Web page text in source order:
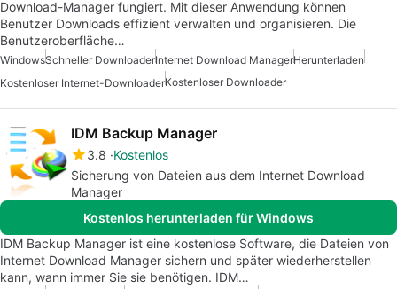
Download-Manager fungiert. Mit dieser Anwendung können
Benutzer Downloads effizient verwalten und organisieren. Die
Benutzeroberfläche…
WindowsSchneller DownloaderInternet Download ManagerHerunterladen
Kostenloser Internet-DownloaderKostenloser Downloader
IDM Backup Manager
3.8 Kostenlos
Sicherung von Dateien aus dem Internet Download
Manager
Kostenlos herunterladen für Windows
IDM Backup Manager ist eine kostenlose Software, die Dateien von
Internet Download Manager sichern und später wiederherstellen
kann, wann immer Sie sie benötigen. IDM…